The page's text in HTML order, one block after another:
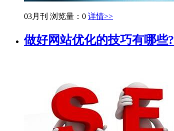
03月刊 浏览量：0 详情>>
做好网站优化的技巧有哪些?